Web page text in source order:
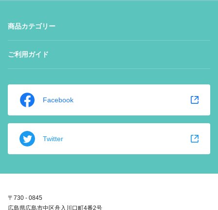
商品カテゴリー
ご利用ガイド
Facebook
Twitter
〒730 - 0845
広島県広島市中区舟入川口町4番2号